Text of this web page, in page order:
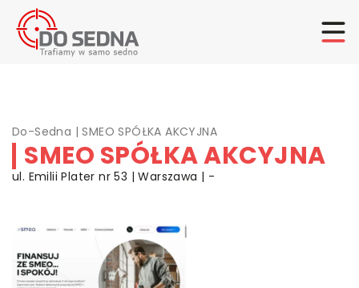
Do-Sedna |SMEO SPÓŁKA AKCYJNA
SMEO SPÓŁKA AKCYJNA
ul. Emilii Plater nr 53 | Warszawa | -